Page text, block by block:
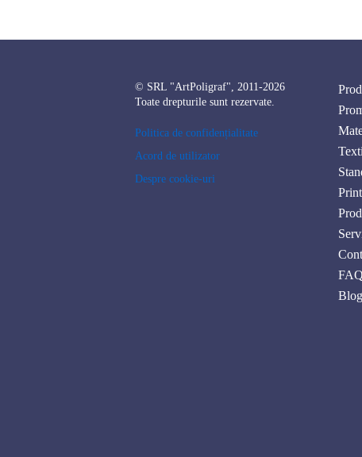
© SRL "ArtPoligraf", 2011-2026
Toate drepturile sunt rezervate.
Politica de confidențialitate
Acord de utilizator
Despre cookie-uri
FAQ
Blog